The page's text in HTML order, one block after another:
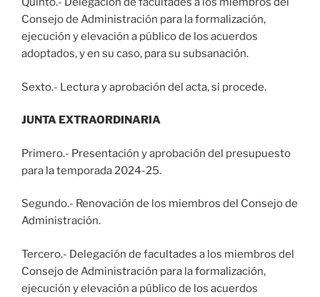
Consejo de Administración para la formalización,
ejecución y elevación a público de los acuerdos
adoptados, y en su caso, para su subsanación.
Sexto.- Lectura y aprobación del acta, si procede.
JUNTA EXTRAORDINARIA
Primero.- Presentación y aprobación del presupuesto
para la temporada 2024-25.
Segundo.- Renovación de los miembros del Consejo de
Administración.
Tercero.- Delegación de facultades a los miembros del
Consejo de Administración para la formalización,
ejecución y elevación a público de los acuerdos